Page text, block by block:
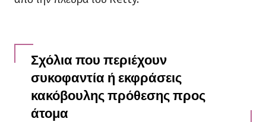
Σχόλια που περιέχουν
συκοφαντία ή εκφράσεις
κακόβουλης πρόθεσης προς
άτομα